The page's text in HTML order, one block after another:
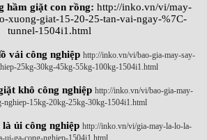
hầm giặt con rồng: http://inko.vn/vi/may-
xuong-giat-15-20-25-tan-vai-ngay-%7C-
tunnel-1504i1.html
vải công nghiệp http://inko.vn/vi/bao-gia-may-say-
25kg-30kg-45kg-55kg-100kg-1504i1.html
khô công nghiệp http://inko.vn/vi/bao-gia-may-
nghiep-15kg-20kg-25kg-30kg-1504i1.html
ủi công nghiệp http://inko.vn/vi/gia-may-la-lo-la-
ui-ga-cong-nghiep-1504i1.html